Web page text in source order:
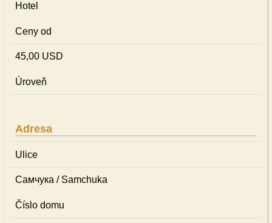
Hotel
Ceny od
45,00 USD
Úroveň
Adresa
Ulice
Самчука / Samchuka
Číslo domu